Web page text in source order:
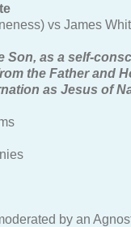
vs James
Son, as a self-
the Father and
as Jesus of
by an